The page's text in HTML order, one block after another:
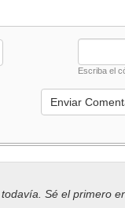
Escriba el
Sé el primero